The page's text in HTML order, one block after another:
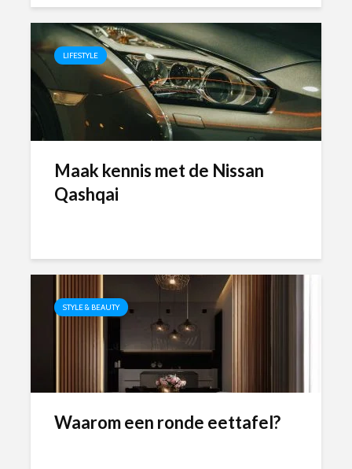
LIFESTYLE
Maak kennis met de Nissan
Qashqai
STYLE & BEAUTY
Waarom een ronde eettafel?